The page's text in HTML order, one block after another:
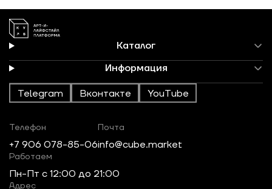
Каталог
Информация
Telegram Вконтакте YouTube
Телефон
+7 906 078-85-06
Почта
info@cube.market
Работаем
Пн-Пт c 12:00 до 21:00
Адрес